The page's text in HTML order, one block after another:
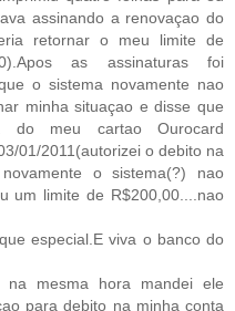
assinando a renovaçao do
retornar o meu limite de
as assinaturas foi
o sistema novamente nao
minha situaçao e disse que
do meu cartao Ourocard
01/2011(autorizei o debito na
o sistema(?) nao
um limite de R$200,00....nao
especial.E viva o banco do
na mesma hora mandei ele
para debito na minha conta